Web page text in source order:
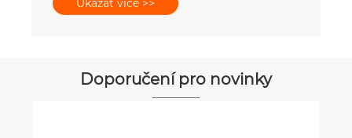
Doporučení pro novinky